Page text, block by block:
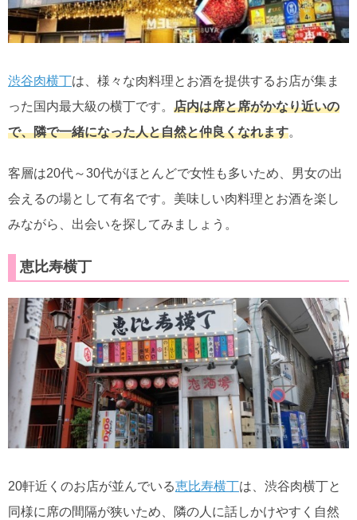
渋谷肉横丁は、様々な肉料理とお酒を提供するお店が集ま
った国内最大級の横丁です。 店内は席と席がかなり近いの
で、隣で一緒になった人と自然と仲良くなれます。
客層は20代～30代がほとんどで女性も多いため、男女の出
会えるの場として有名です。美味しい肉料理とお酒を楽し
みながら、出会いを探してみましょう。
恵比寿横丁
20軒近くのお店が並んでいる恵比寿横丁は、渋谷肉横丁と
同様に席の間隔が狭いため、隣の人に話しかけやすく自然